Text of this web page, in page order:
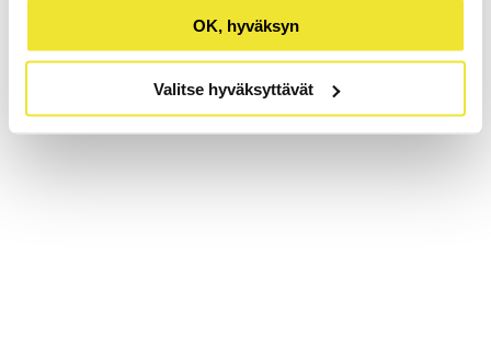
OK, hyväksyn
Valitse hyväksyttävät